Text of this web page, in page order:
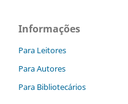
Informações
Para Leitores
Para Autores
Para Bibliotecários